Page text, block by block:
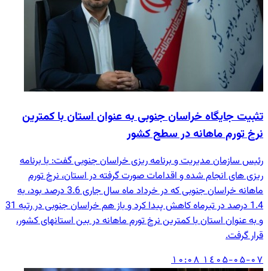
تثبیت جایگاه خراسان جنوبی به عنوان استان با کمترین
نرخ تورم ماهانه در سطح کشور
رئیس سازمان مدیریت و برنامه ریزی خراسان جنوبی گفت: با برنامه
ریزی های انجام شده و اقدامات صورت گرفته در استان، نرخ تورم
ماهانه خراسان جنوبی که در خرداد ماه سال جاری 3.6 درصد بود، به
1.4 درصد در تیرماه کاهش پیدا کرد و باز هم خراسان جنوبی در رتبه 31
و به عنوان استان با کمترین نرخ تورم ماهانه در بین استانهای کشور،
قرار گرفت.
۱٤۰۵-۰۵-۰۷ ۱۰:۰۸